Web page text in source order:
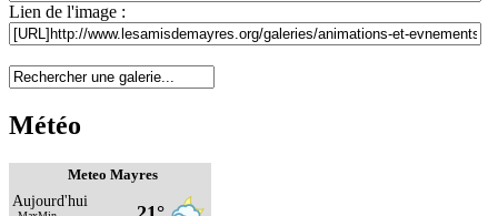
Lien de l'image :
Météo
Meteo Mayres